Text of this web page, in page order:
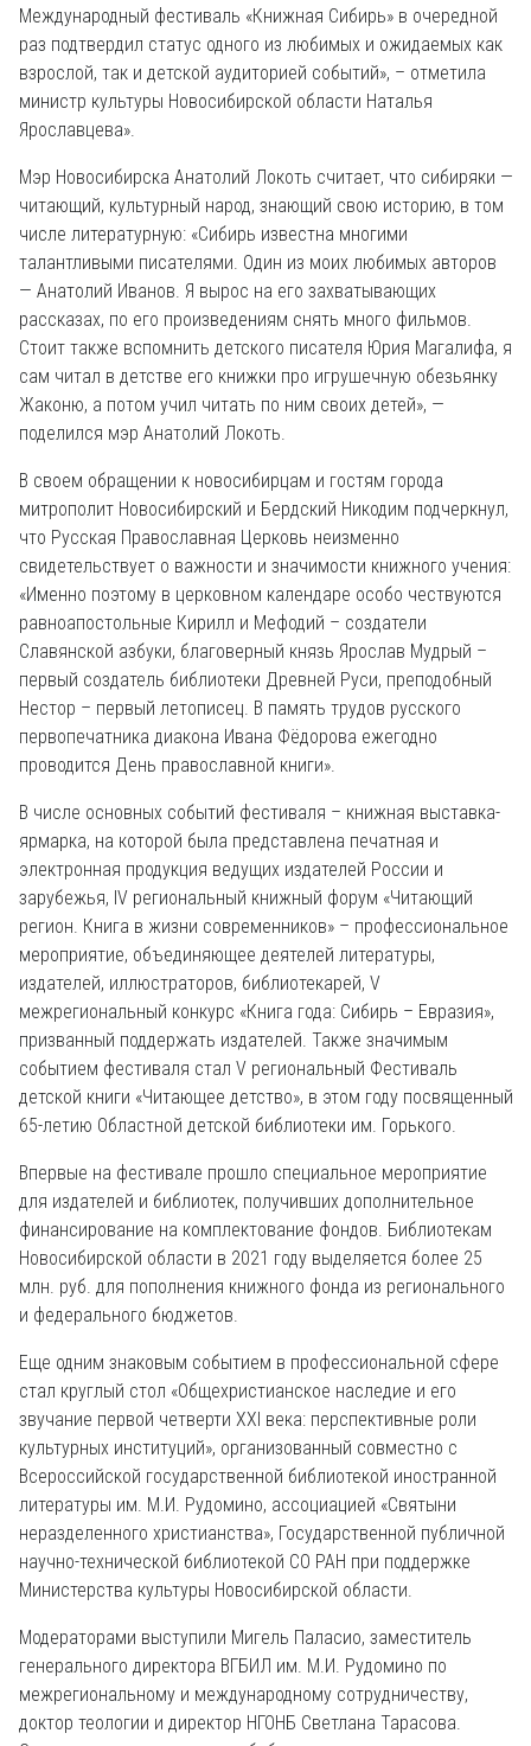
Международный фестиваль «Книжная Сибирь» в очередной
раз подтвердил статус одного из любимых и ожидаемых как
взрослой, так и детской аудиторией событий», – отметила
министр культуры Новосибирской области Наталья
Ярославцева».
Мэр Новосибирска Анатолий Локоть считает, что сибиряки —
читающий, культурный народ, знающий свою историю, в том
числе литературную: «Сибирь известна многими
талантливыми писателями. Один из моих любимых авторов
— Анатолий Иванов. Я вырос на его захватывающих
рассказах, по его произведениям снять много фильмов.
Стоит также вспомнить детского писателя Юрия Магалифа, я
сам читал в детстве его книжки про игрушечную обезьянку
Жаконю, а потом учил читать по ним своих детей», —
поделился мэр Анатолий Локоть.
В своем обращении к новосибирцам и гостям города
митрополит Новосибирский и Бердский Никодим подчеркнул,
что Русская Православная Церковь неизменно
свидетельствует о важности и значимости книжного учения:
«Именно поэтому в церковном календаре особо чествуются
равноапостольные Кирилл и Мефодий – создатели
Славянской азбуки, благоверный князь Ярослав Мудрый –
первый создатель библиотеки Древней Руси, преподобный
Нестор – первый летописец. В память трудов русского
первопечатника диакона Ивана Фёдорова ежегодно
проводится День православной книги».
В числе основных событий фестиваля – книжная выставка-
ярмарка, на которой была представлена печатная и
электронная продукция ведущих издателей России и
зарубежья, IV региональный книжный форум «Читающий
регион. Книга в жизни современников» – профессиональное
мероприятие, объединяющее деятелей литературы,
издателей, иллюстраторов, библиотекарей, V
межрегиональный конкурс «Книга года: Сибирь – Евразия»,
призванный поддержать издателей. Также значимым
событием фестиваля стал V региональный Фестиваль
детской книги «Читающее детство», в этом году посвященный
65-летию Областной детской библиотеки им. Горького.
Впервые на фестивале прошло специальное мероприятие
для издателей и библиотек, получивших дополнительное
финансирование на комплектование фондов. Библиотекам
Новосибирской области в 2021 году выделяется более 25
млн. руб. для пополнения книжного фонда из регионального
и федерального бюджетов.
Еще одним знаковым событием в профессиональной сфере
стал круглый стол «Общехристианское наследие и его
звучание первой четверти XXI века: перспективные роли
культурных институций», организованный совместно с
Всероссийской государственной библиотекой иностранной
литературы им. М.И. Рудомино, ассоциацией «Святыни
неразделенного христианства», Государственной публичной
научно-технической библиотекой СО РАН при поддержке
Министерства культуры Новосибирской области.
Модераторами выступили Мигель Паласио, заместитель
генерального директора ВГБИЛ им. М.И. Рудомино по
межрегиональному и международному сотрудничеству,
доктор теологии и директор НГОНБ Светлана Тарасова.